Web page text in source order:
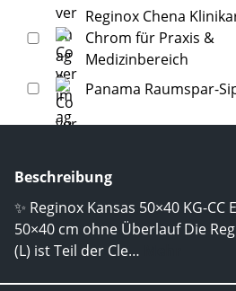
Reginox Chena
Chrom für Praxis &
Medizinbereich
Panama Raumspar-
Beschreibung
✨ Reginox Kansas 50×40 KG-
50×40 cm ohne Überlauf Die
(L) ist Teil der Cle…